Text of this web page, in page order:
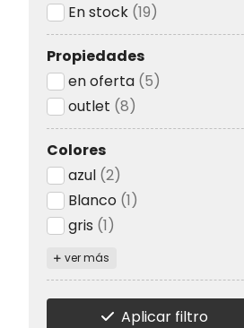
En stock (19)
Propiedades
en oferta (5)
outlet (8)
Colores
azul (2)
Blanco (1)
gris (1)
ver más
Aplicar filtro